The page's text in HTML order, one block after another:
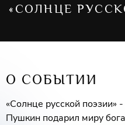
«СОЛНЦЕ
О СОБЫТИИ
«Солнце русской поэзии»
Пушкин подарил миру